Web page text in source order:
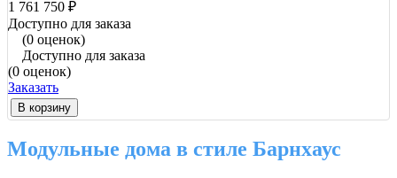
1 761 750 ₽
Доступно для заказа
(0 оценок)
Доступно для заказа
(0 оценок)
Заказать
В корзину
Модульные дома в стиле Барнхаус